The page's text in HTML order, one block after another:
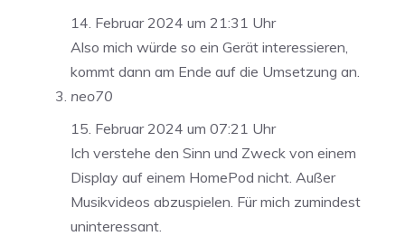
14. Februar 2024 um 21:31 Uhr
Also mich würde so ein Gerät interessieren,
kommt dann am Ende auf die Umsetzung an.
neo70
15. Februar 2024 um 07:21 Uhr
Ich verstehe den Sinn und Zweck von einem
Display auf einem HomePod nicht. Außer
Musikvideos abzuspielen. Für mich zumindest
uninteressant.